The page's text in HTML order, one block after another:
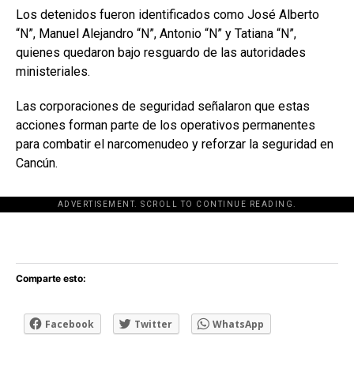
Los detenidos fueron identificados como José Alberto
“N”, Manuel Alejandro “N”, Antonio “N” y Tatiana “N”,
quienes quedaron bajo resguardo de las autoridades
ministeriales.
Las corporaciones de seguridad señalaron que estas
acciones forman parte de los operativos permanentes
para combatir el narcomenudeo y reforzar la seguridad en
Cancún.
ADVERTISEMENT. SCROLL TO CONTINUE READING.
[adsforwp id="243463"]
Comparte esto:
Facebook Twitter WhatsApp